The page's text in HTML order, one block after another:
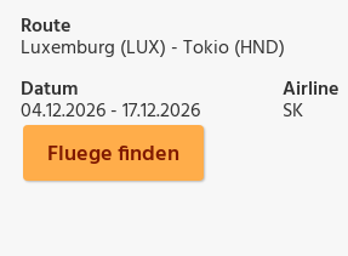
Route
Luxemburg (LUX) - Tokio (HND)
Datum
04.12.2026 - 17.12.2026
Airline
SK
Fluege finden